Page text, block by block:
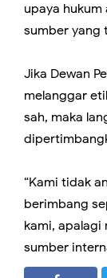
upaya hukum
sumber yang
Jika Dewan
melanggar
sah, maka
“Kami tidak
berimbang
kami, apalagi
sumber